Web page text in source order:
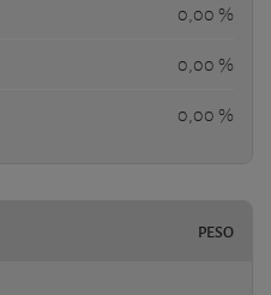
0,00 %
0,00 %
0,00 %
PESO